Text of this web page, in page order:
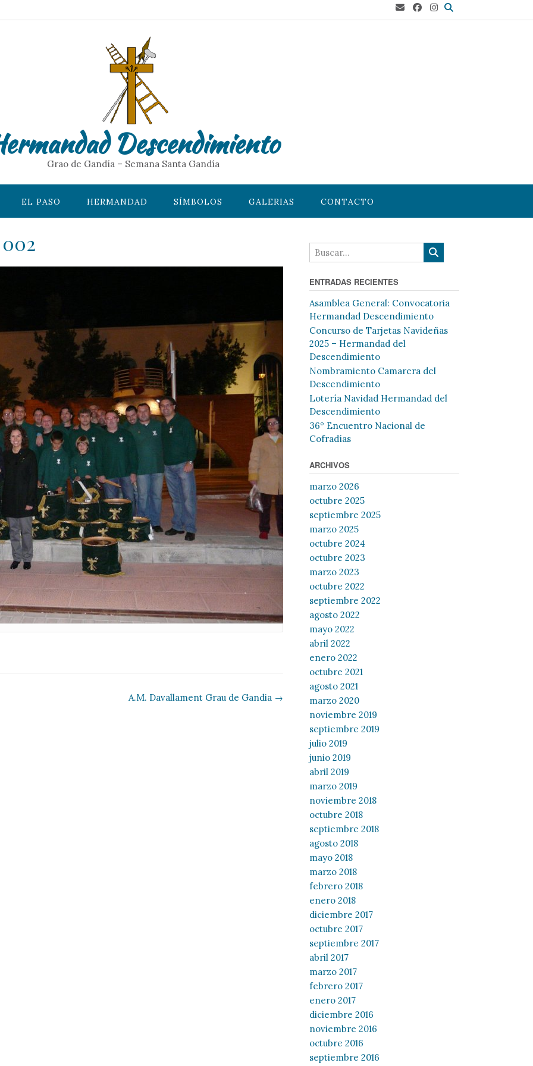
Descendimiento
Grao de Gandía – Semana Santa Gandía
EL PASO HERMANDAD SÍMBOLOS GALERIAS CONTACTO
A.M. Davallament Grau de Gandia →
ENTRADAS RECIENTES
Asamblea General: Convocatoria
Hermandad Descendimiento
Concurso de Tarjetas Navideñas
2025 – Hermandad del
Descendimiento
Nombramiento Camarera del
Descendimiento
Lotería Navidad Hermandad del
Descendimiento
36º Encuentro Nacional de
Cofradías
ARCHIVOS
marzo 2026
octubre 2025
septiembre 2025
marzo 2025
octubre 2024
octubre 2023
marzo 2023
octubre 2022
septiembre 2022
agosto 2022
mayo 2022
abril 2022
enero 2022
octubre 2021
agosto 2021
marzo 2020
noviembre 2019
septiembre 2019
julio 2019
junio 2019
abril 2019
marzo 2019
noviembre 2018
octubre 2018
septiembre 2018
agosto 2018
mayo 2018
marzo 2018
febrero 2018
enero 2018
diciembre 2017
octubre 2017
septiembre 2017
abril 2017
marzo 2017
febrero 2017
enero 2017
diciembre 2016
noviembre 2016
octubre 2016
septiembre 2016